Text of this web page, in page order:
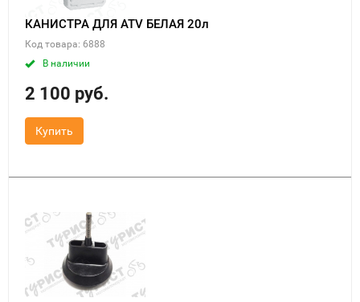
КАНИСТРА ДЛЯ ATV БЕЛАЯ 20л
Код товара: 6888
В наличии
2 100 руб.
Купить